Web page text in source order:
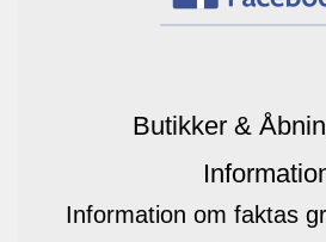
Butikker &
Information om faktas